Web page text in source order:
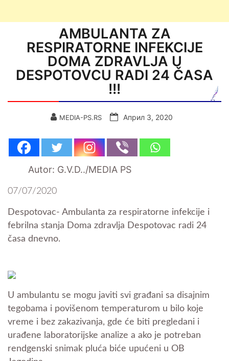
AMBULANTA ZA
RESPIRATORNE INFEKCIJE
DOMA ZDRAVLJA U
DESPOTOVCU RADI 24 ČASA
!!!
MEDIA-PS.RS Април 3, 2020
Autor: G.V.D../MEDIA PS
07/07/2020
Despotovac- Ambulanta za respiratorne infekcije i
febrilna stanja Doma zdravlja Despotovac radi 24
časa dnevno.
U ambulantu se mogu javiti svi građani sa disajnim
tegobama i povišenom temperaturom u bilo koje
vreme i bez zakazivanja, gde će biti pregledani i
urađene laboratorijske analize a ako je potreban
rendgenski snimak pluća biće upućeni u OB